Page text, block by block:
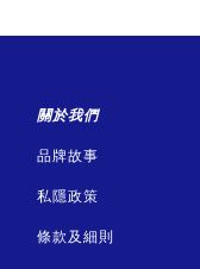
關於我們
品牌故事
私隱政策
條款及細則